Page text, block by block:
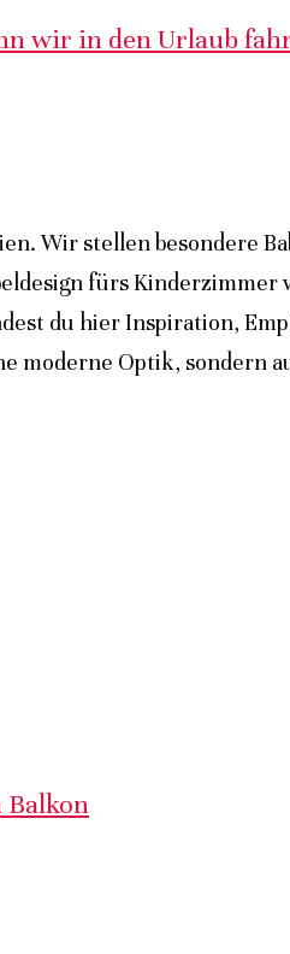
wir in den Urlaub
Wir stellen besondere
fürs Kinderzimmer
du hier Inspiration,
moderne Optik, sondern
Balkon